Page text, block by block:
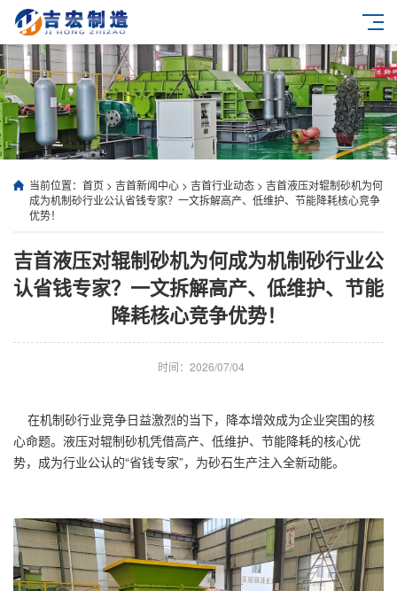
当前位置： 首页 > 吉首新闻中心 > 吉首行业动态 > 吉首液压对辊制砂机为何
成为机制砂行业公认省钱专家？一文拆解高产、低维护、节能降耗核心竞争
优势！
吉首液压对辊制砂机为何成为机制砂行业公
认省钱专家？一文拆解高产、低维护、节能
降耗核心竞争优势！
时间：2026/07/04
在机制砂行业竞争日益激烈的当下，降本增效成为企业突围的核
心命题。液压对辊制砂机凭借高产、低维护、节能降耗的核心优
势，成为行业公认的“省钱专家”，为砂石生产注入全新动能。